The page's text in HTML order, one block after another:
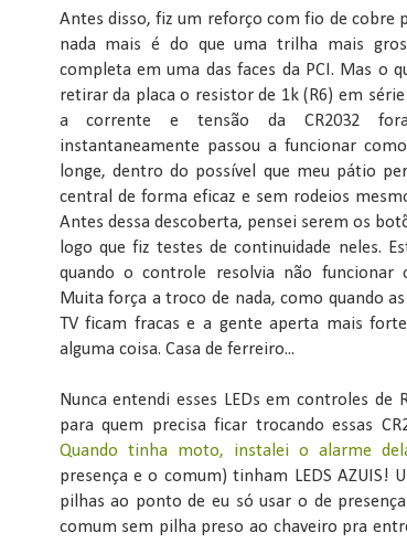
Antes disso, fiz um reforço com fio de cobre
nada mais é do que uma trilha mais
completa em uma das faces da PCI. Mas o
retirar da placa o resistor de 1k (R6) em série
a corrente e tensão da CR2032
instantaneamente passou a funcionar
longe, dentro do possível que meu pátio
central de forma eficaz e sem rodeios
Antes dessa descoberta, pensei serem os
logo que fiz testes de continuidade neles.
quando o controle resolvia não funcionar
Muita força a troco de nada, como quando
TV ficam fracas e a gente aperta mais
alguma coisa. Casa de ferreiro...
Nunca entendi esses LEDs em controles de
para quem precisa ficar trocando essas
Quando tinha moto, instalei o alarme
presença e o comum) tinham LEDS AZUIS!
pilhas ao ponto de eu só usar o de
comum sem pilha preso ao chaveiro pra